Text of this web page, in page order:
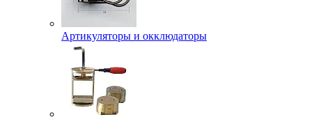
Артикуляторы и окклюдаторы